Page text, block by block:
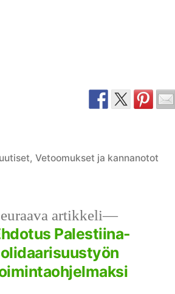
, Vetoomukset ja kannanotot
artikkeli
Seuraava
artikkeli:
Palestiina-